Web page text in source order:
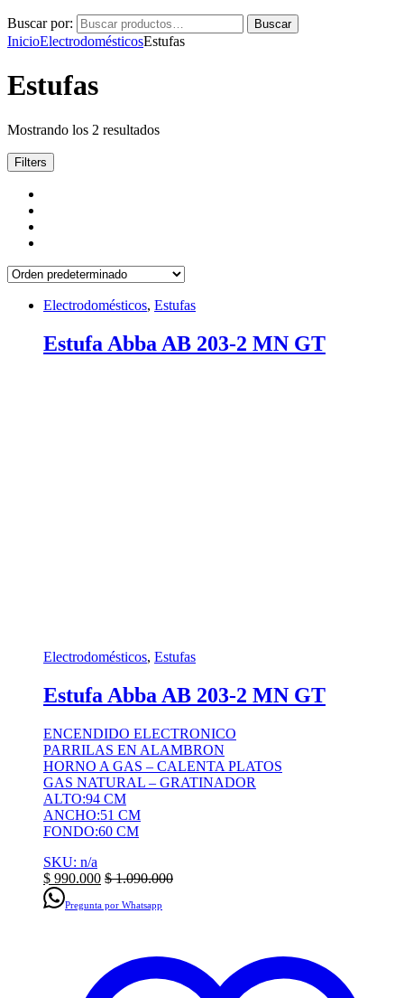
Buscar por: Buscar
InicioElectrodomésticosEstufas
Estufas
Mostrando los 2 resultados
Filters
Electrodomésticos, Estufas
Estufa Abba AB 203-2 MN GT
Electrodomésticos, Estufas
Estufa Abba AB 203-2 MN GT
ENCENDIDO ELECTRONICO
PARRILAS EN ALAMBRON
HORNO A GAS – CALENTA PLATOS
GAS NATURAL – GRATINADOR
ALTO:94 CM
ANCHO:51 CM
FONDO:60 CM
SKU: n/a
$ 990.000 $1.090.000
Pregunta por Whatsapp